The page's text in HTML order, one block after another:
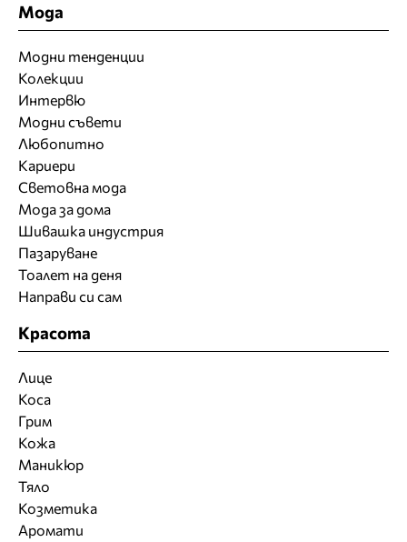
Мода
Модни тенденции
Колекции
Интервю
Модни съвети
Любопитно
Кариери
Световна мода
Мода за дома
Шивашка индустрия
Пазаруване
Тоалет на деня
Направи си сам
Красота
Лице
Коса
Грим
Кожа
Маникюр
Тяло
Козметика
Аромати